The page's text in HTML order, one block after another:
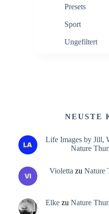
Presets
Sport
Ungefiltert
NEUSTE
Life Images by Jill,
Nature
Violetta zu Nature
Elkezu Nature